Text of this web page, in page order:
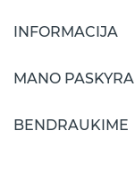
INFORMACIJA
MANO PASKYRA
BENDRAUKIME